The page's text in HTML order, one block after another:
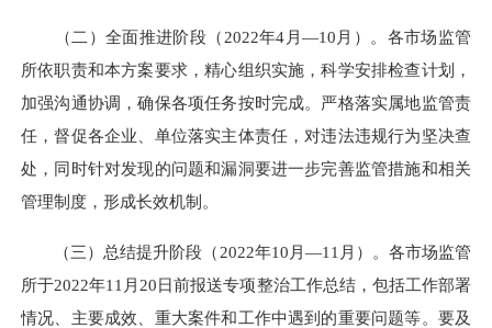
（二）全面推进阶段（2022年4月—10月）。各市场监管
所依职责和本方案要求，精心组织实施，科学安排检查计划，
加强沟通协调，确保各项任务按时完成。严格落实属地监管责
任，督促各企业、单位落实主体责任，对违法违规行为坚决查
处，同时针对发现的问题和漏洞要进一步完善监管措施和相关
管理制度，形成长效机制。
（三）总结提升阶段（2022年10月—11月）。各市场监管
所于2022年11月20日前报送专项整治工作总结，包括工作部署
情况、主要成效、重大案件和工作中遇到的重要问题等。要及